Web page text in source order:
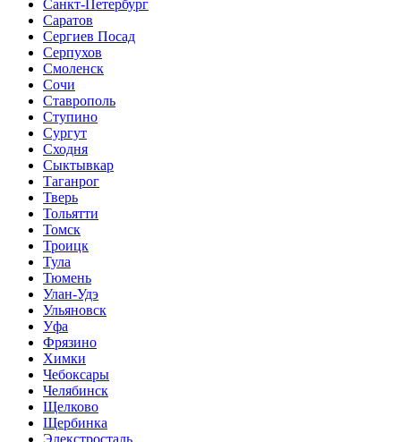
Санкт-Петербург
Саратов
Сергиев Посад
Серпухов
Смоленск
Сочи
Ставрополь
Ступино
Сургут
Сходня
Сыктывкар
Таганрог
Тверь
Тольятти
Томск
Троицк
Тула
Тюмень
Улан-Удэ
Ульяновск
Уфа
Фрязино
Химки
Чебоксары
Челябинск
Щелково
Щербинка
Элекстросталь